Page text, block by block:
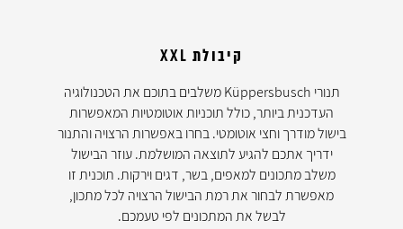
קיבולת XXL
תנורי Küppersbusch משלבים בתוכם את הטכנולוגיה
העדכנית ביותר, כולל תוכניות אוטומטיות המאפשרות
בישול מודרך וחצי אוטומטי. בחרו באפשרות הרצויה והתנור
ידריך אתכם להגיע לתוצאה המושלמת. עוזר הבישול
משלב מתכונים למאפים, בשר, דגים וירקות. תוכנית זו
מאפשרת לבחור את רמת הבישול הרצויה לכל מתכון,
לבשל את המתכונים לפי טעמכם.